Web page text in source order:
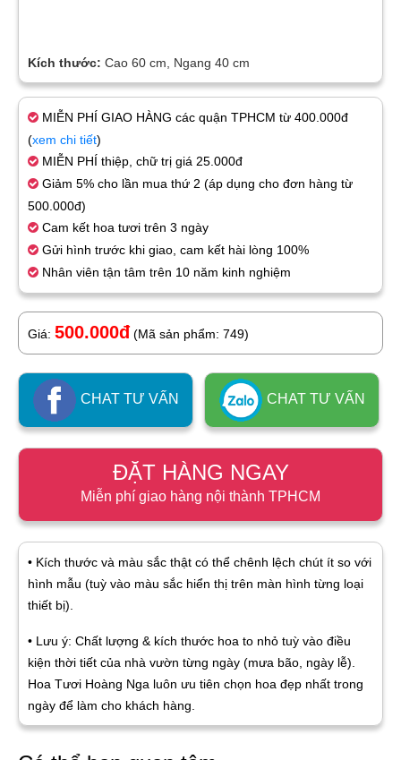
Kích thước: Cao 60 cm, Ngang 40 cm
MIỄN PHÍ GIAO HÀNG các quận TPHCM từ 400.000đ
(xem chi tiết)
MIỄN PHÍ thiệp, chữ trị giá 25.000đ
Giảm 5% cho lần mua thứ 2 (áp dụng cho đơn hàng từ
500.000đ)
Cam kết hoa tươi trên 3 ngày
Gửi hình trước khi giao, cam kết hài lòng 100%
Nhân viên tận tâm trên 10 năm kinh nghiệm
Giá: 500.000đ (Mã sản phẩm: 749)
CHAT TƯ VẤN CHAT TƯ VẤN
ĐẶT HÀNG NGAY
Miễn phí giao hàng nội thành TPHCM
• Kích thước và màu sắc thật có thể chênh lệch chút ít so với
hình mẫu (tuỳ vào màu sắc hiển thị trên màn hình từng loại
thiết bị).
• Lưu ý: Chất lượng & kích thước hoa to nhỏ tuỳ vào điều
kiện thời tiết của nhà vườn từng ngày (mưa bão, ngày lễ).
Hoa Tươi Hoàng Nga luôn ưu tiên chọn hoa đẹp nhất trong
ngày để làm cho khách hàng.